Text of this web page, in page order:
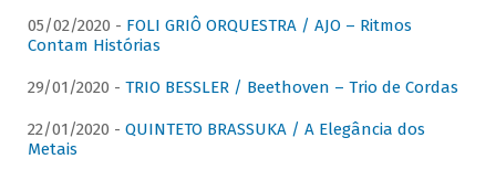
05/02/2020 - FOLI GRIÔ ORQUESTRA / AJO – Ritmos
Contam Histórias
29/01/2020 - TRIO BESSLER / Beethoven – Trio de Cordas
22/01/2020 - QUINTETO BRASSUKA / A Elegância dos
Metais